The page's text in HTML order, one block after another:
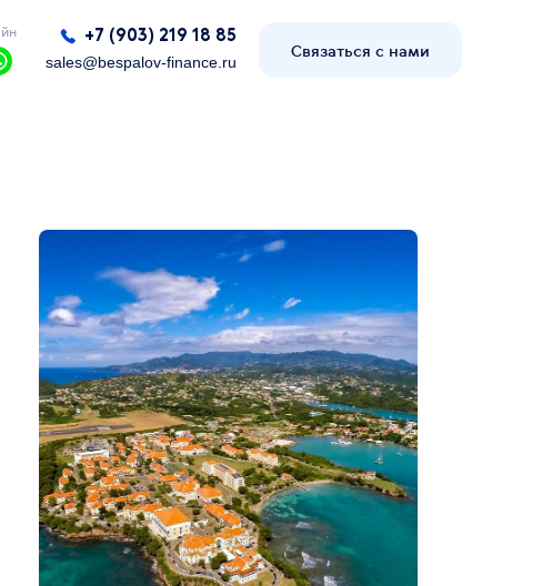
Связаться с нами
sales@bespalov-finance.ru
+7 (903) 219 18 85